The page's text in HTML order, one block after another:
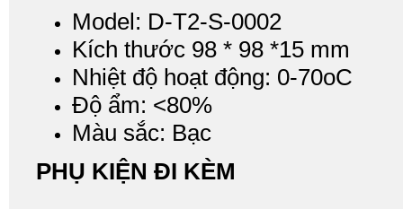
Model: D-T2-S-0002
Kích thước 98 * 98 *15 mm
Nhiệt độ hoạt động: 0-70oC
Độ ẩm: <80%
Màu sắc: Bạc
PHỤ KIỆN ĐI KÈM